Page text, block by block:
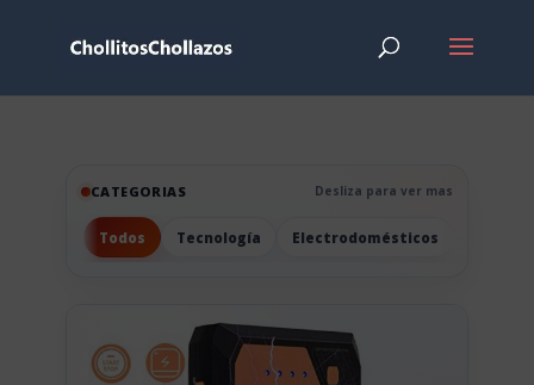
CATEGORIAS Desliza para ver mas
Todos Tecnología Electrodomésticos